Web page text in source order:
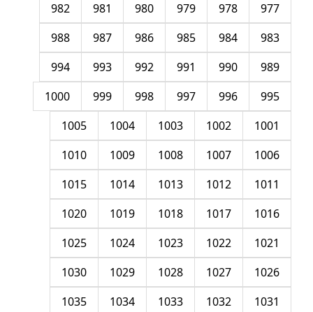
977
978
979
980
981
982
983
984
985
986
987
988
989
990
991
992
993
994
995
996
997
998
999
1000
1001
1002
1003
1004
1005
1006
1007
1008
1009
1010
1011
1012
1013
1014
1015
1016
1017
1018
1019
1020
1021
1022
1023
1024
1025
1026
1027
1028
1029
1030
1031
1032
1033
1034
1035